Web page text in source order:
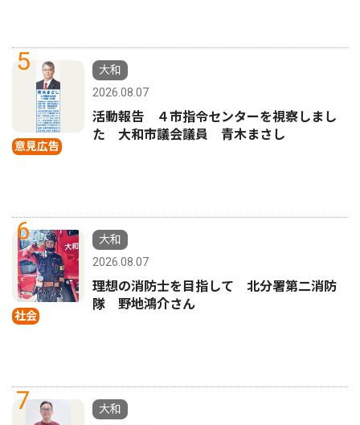
5
意見広告
大和
2026.08.07
活動報告 ４市指令センターを視察しまし
た 大和市議会議員 青木まさし
6
社会
大和
2026.08.07
理想の消防士を目指して 北分署第二消防
隊 野地鴻介さん
7
大和